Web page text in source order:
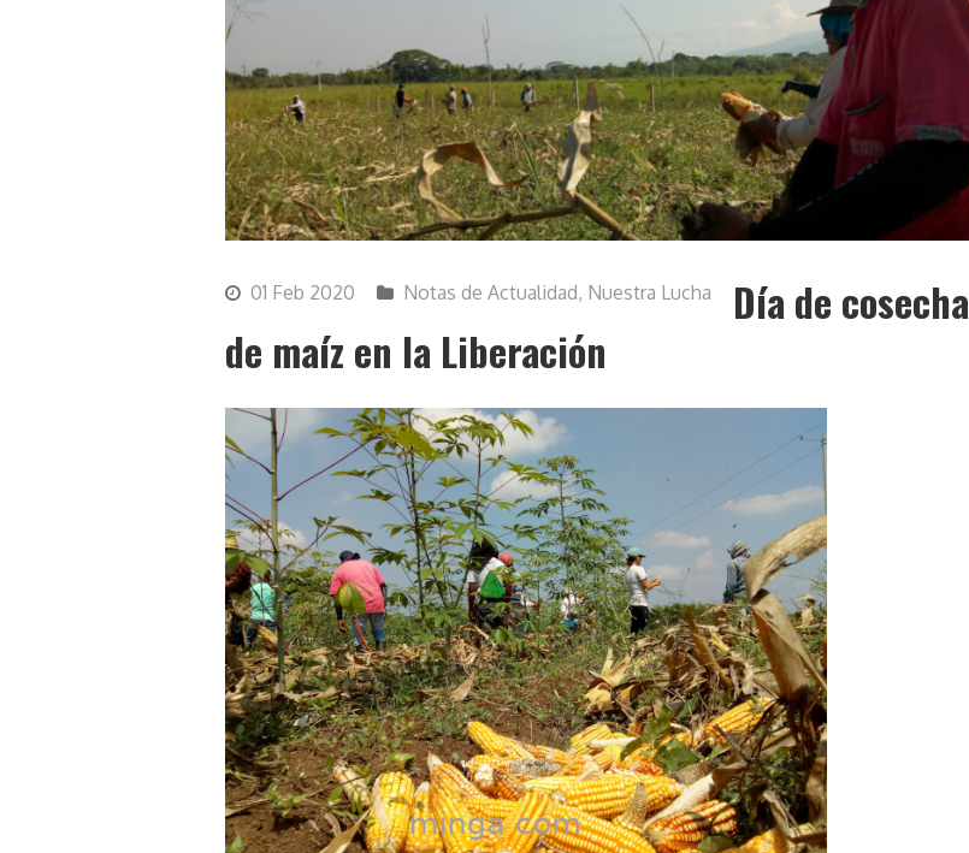
01 Feb 2020 Notas de Actualidad, Nuestra Lucha
Día de cosecha
de maíz en la Liberación